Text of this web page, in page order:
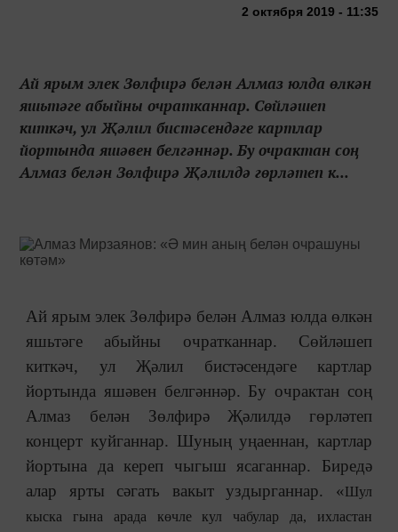
2 октября 2019 - 11:35
Ай ярым элек Зөлфирә белән Алмаз юлда өлкән
яшьтәге абыйны очратканнар. Сөйләшеп
киткәч, ул Җәлил бистәсендәге картлар
йортында яшәвен белгәннәр. Бу очрактан соң
Алмаз белән Зөлфирә Җәлилдә гөрләтеп к...
Ай ярым элек Зөлфирә белән Алмаз юлда өлкән
яшьтәге абыйны очратканнар. Сөйләшеп
киткәч, ул Җәлил бистәсендәге картлар
йортында яшәвен белгәннәр. Бу очрактан соң
Алмаз белән Зөлфирә Җәлилдә гөрләтеп
концерт куйганнар. Шуның уңаеннан, картлар
йортына да кереп чыгыш ясаганнар. Биредә
алар ярты сәгать вакыт уздырганнар. «Шул
кыска гына арада көчле кул чабулар да, ихластан